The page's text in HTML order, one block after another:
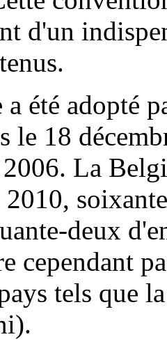
d'un
été adopté
le 18
La
deux
cependant
tels que